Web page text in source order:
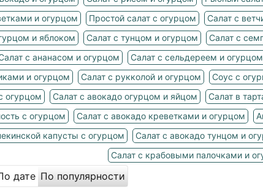
и огурцом
Простой салат с огурцом Салат с
и яблоком
Салат с тунцом и огурцом Салат с
с ананасом и огурцом
Салат с сельдереем и огурцом
и огурцом
Салат с рукколой и огурцом Соус с
огурцом
Салат с авокадо огурцом и яйцом Салат в
с огурцом
Салат с авокадо креветками и огурцом
капусты с огурцом
Салат с авокадо тунцом и
Салат с крабовыми палочками и
дате По популярности